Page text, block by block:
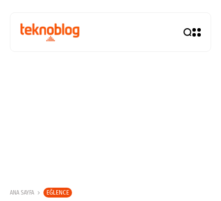
ANA SAYFA EĞLENCE